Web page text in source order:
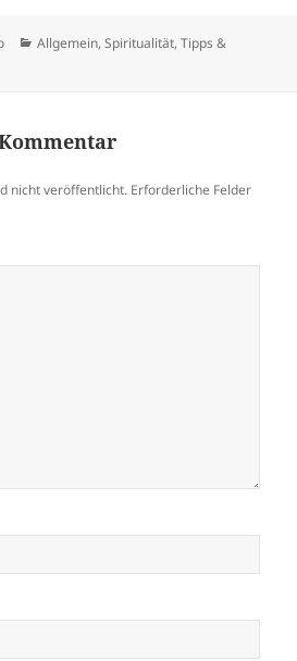
itt
ern
Kategorien
Allgemein,Spiritualität,Tipps &
nicht veröffentlicht. Erforderliche Felder